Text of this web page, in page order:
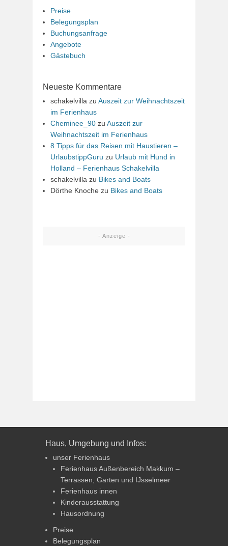
Preise
Belegungsplan
Buchungsanfrage
Angebote
Gästebuch
Neueste Kommentare
schakelvilla zu Auszeit zur Weihnachtszeit
im Ferienhaus
Cheminee_90 zu Auszeit zur
Weihnachtszeit im Ferienhaus
8 Tipps für das Reisen mit Haustieren –
UrlaubstippGuru zu Urlaub mit Hund in
Holland – Ferienhaus Schakelvilla
schakelvilla zu Bikes and Boats
Dörthe Knoche zu Bikes and Boats
- Anzeige -
Haus, Umgebung und Infos:
unser Ferienhaus
Ferienhaus Außenbereich Makkum –
Terrassen, Garten und IJsselmeer
Ferienhaus innen
Kinderausstattung
Hausordnung
Preise
Belegungsplan